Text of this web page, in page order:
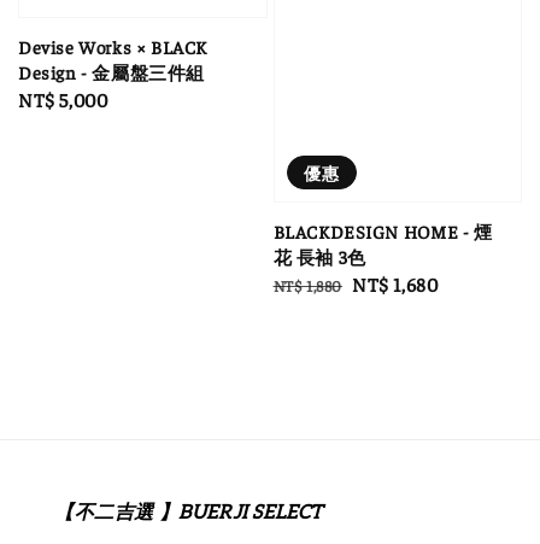
Devise Works × BLACK
Design - 金屬盤三件組
Regular
NT$ 5,000
優惠
BLACKDESIGN HOME - 煙
花 長袖 3色
Regular
NT$ 1,880 Sale
NT$ 1,680
【不二吉選 】BUERJI SELECT